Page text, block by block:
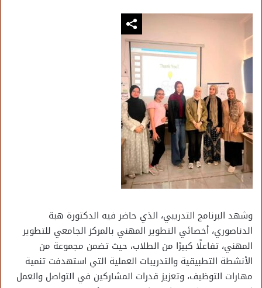
وشهد البرنامج التدريبي، الذي حاضر فيه الدكتورة هبة
الدناصوري، أخصائي التطوير المهني بالمركز الجامعي للتطوير
المهني، تفاعلًا كبيرًا من الطلاب، حيث تضمن مجموعة من
الأنشطة التطبيقية والتدريبات العملية التي استهدفت تنمية
مهارات التوظيف، وتعزيز قدرات المشاركين في التواصل والعمل